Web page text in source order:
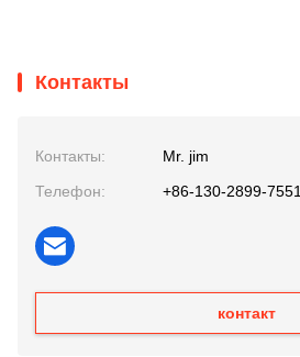
Контакты
Контакты:
Mr. jim
Телефон:
+86-130-2899-7551
контакт